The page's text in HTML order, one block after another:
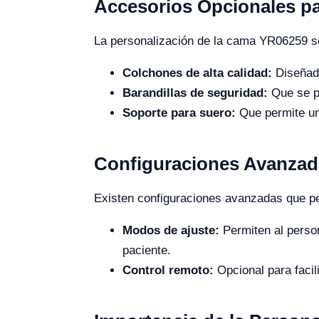
Accesorios Opcionales
La personalización de la cama YR06259
Colchones de alta calidad:
Barandillas de seguridad: Que se
Soporte para suero: Que permite
Configuraciones
Existen configuraciones avanzadas que
Modos de ajuste: Permiten al
paciente.
Control remoto: Opcional para